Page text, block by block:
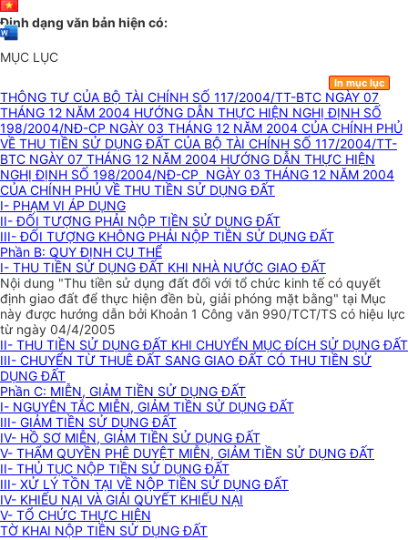
Định dạng văn bản hiện có:
MỤC LỤC
In mục lục
THÔNG TƯ CỦA BỘ TÀI CHÍNH SỐ 117/2004/TT-BTC NGÀY 07
THÁNG 12 NĂM 2004 HƯỚNG DẪN THỰC HIỆN NGHỊ ĐỊNH SỐ
198/2004/NĐ-CP NGÀY 03 THÁNG 12 NĂM 2004 CỦA CHÍNH PHỦ
VỀ THU TIỀN SỬ DỤNG ĐẤT CỦA BỘ TÀI CHÍNH SỐ 117/2004/TT-
BTC NGÀY 07 THÁNG 12 NĂM 2004 HƯỚNG DẪN THỰC HIỆN
NGHỊ ĐỊNH SỐ 198/2004/NĐ-CP NGÀY 03 THÁNG 12 NĂM 2004
CỦA CHÍNH PHỦ VỀ THU TIỀN SỬ DỤNG ĐẤT
I- PHẠM VI ÁP DỤNG
II- ĐỐI TƯỢNG PHẢI NỘP TIỀN SỬ DỤNG ĐẤT
III- ĐỐI TƯỢNG KHÔNG PHẢI NỘP TIỀN SỬ DỤNG ĐẤT
Phần B: QUY ĐỊNH CỤ THỂ
I- THU TIỀN SỬ DỤNG ĐẤT KHI NHÀ NƯỚC GIAO ĐẤT
Nội dung "Thu tiền sử dụng đất đối với tổ chức kinh tế có quyết
định giao đất để thực hiện đền bù, giải phóng mặt bằng" tại Mục
này được hướng dẫn bởi Khoản 1 Công văn 990/TCT/TS có hiệu lực
từ ngày 04/4/2005
II- THU TIỀN SỬ DỤNG ĐẤT KHI CHUYỂN MỤC ĐÍCH SỬ DỤNG ĐẤT
III- CHUYỂN TỪ THUÊ ĐẤT SANG GIAO ĐẤT CÓ THU TIỀN SỬ
DỤNG ĐẤT
Phần C: MIỄN, GIẢM TIỀN SỬ DỤNG ĐẤT
I- NGUYÊN TẮC MIỄN, GIẢM TIỀN SỬ DỤNG ĐẤT
III- GIẢM TIỀN SỬ DỤNG ĐẤT
IV- HỒ SƠ MIỄN, GIẢM TIỀN SỬ DỤNG ĐẤT
V- THẨM QUYỀN PHÊ DUYỆT MIỄN, GIẢM TIỀN SỬ DỤNG ĐẤT
II- THỦ TỤC NỘP TIỀN SỬ DỤNG ĐẤT
III- XỬ LÝ TỒN TẠI VỀ NỘP TIỀN SỬ DỤNG ĐẤT
IV- KHIẾU NẠI VÀ GIẢI QUYẾT KHIẾU NẠI
V- TỔ CHỨC THỰC HIỆN
TỜ KHAI NỘP TIỀN SỬ DỤNG ĐẤT